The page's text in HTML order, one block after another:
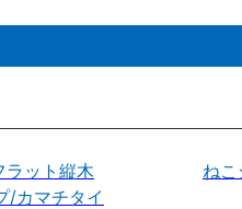
ラット縦木
/カマチタイ
ね